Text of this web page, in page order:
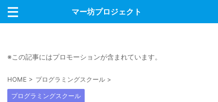
マー坊プロジェクト
※この記事にはプロモーションが含まれています。
HOME > プログラミングスクール >
プログラミングスクール